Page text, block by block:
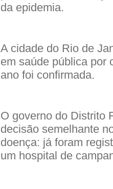
da epidemia.
A cidade do Rio de
em saúde pública por
ano foi confirmada.
O governo do Distrito
decisão semelhante
doença: já foram
um hospital de